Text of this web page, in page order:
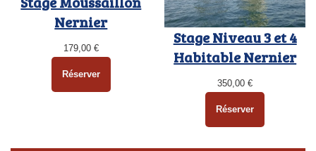
Nernier
179,00 €
Réserver
Stage Niveau 3 et 4
Habitable Nernier
350,00€
Réserver